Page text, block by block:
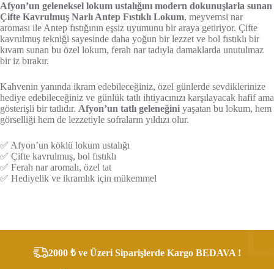
Afyon’un geleneksel lokum ustalığını modern dokunuşlarla sunan
Çifte Kavrulmuş Narlı Antep Fıstıklı Lokum, meyvemsi nar
aroması ile Antep fıstığının eşsiz uyumunu bir araya getiriyor. Çifte
kavrulmuş tekniği sayesinde daha yoğun bir lezzet ve bol fıstıklı bir
kıvam sunan bu özel lokum, ferah nar tadıyla damaklarda unutulmaz
bir iz bırakır.
Kahvenin yanında ikram edebileceğiniz, özel günlerde sevdiklerinize
hediye edebileceğiniz ve günlük tatlı ihtiyacınızı karşılayacak hafif ama
gösterişli bir tatlıdır. Afyon’un tatlı geleneğini yaşatan bu lokum, hem
görselliği hem de lezzetiyle sofraların yıldızı olur.
✅ Afyon’un köklü lokum ustalığı
✅ Çifte kavrulmuş, bol fıstıklı
✅ Ferah nar aromalı, özel tat
✅ Hediyelik ve ikramlık için mükemmel
2000 ₺ ve Üzeri Siparişlerde Kargo BEDAVA !